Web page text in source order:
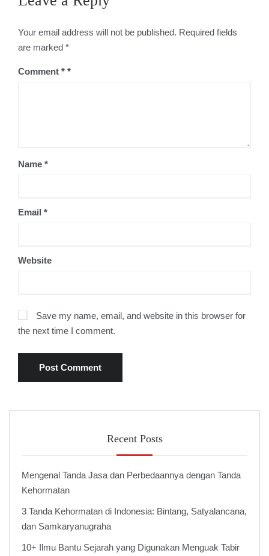
Your email address will not be published. Required fields
are marked *
Comment *
Name *
Email *
Website
Save my name, email, and website in this browser for
the next time I comment.
Recent Posts
Mengenal Tanda Jasa dan Perbedaannya dengan Tanda
Kehormatan
3 Tanda Kehormatan di Indonesia: Bintang, Satyalancana,
dan Samkaryanugraha
10+ Ilmu Bantu Sejarah yang Digunakan Menguak Tabir